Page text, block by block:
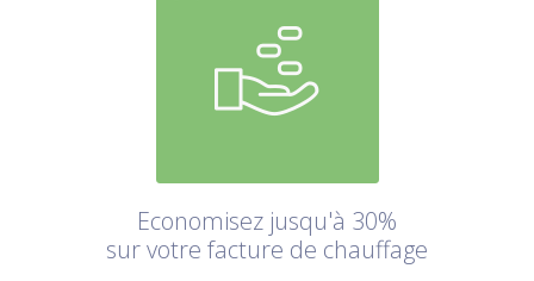
Economisez jusqu'à 30%
sur votre facture de chauffage